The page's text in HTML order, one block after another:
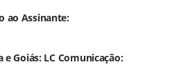
ao Assinante:
e Goiás: LC Comunicação: